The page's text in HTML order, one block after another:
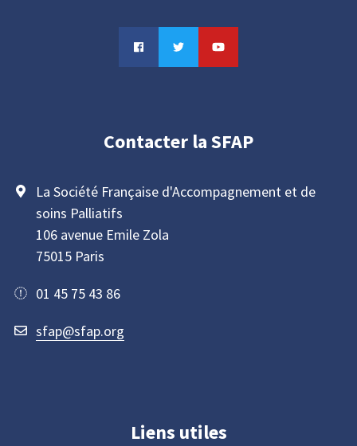
Contacter la SFAP
La Société Française d'Accompagnement et de
soins Palliatifs
106 avenue Emile Zola
75015 Paris
01 45 75 43 86
sfap@sfap.org
Liens utiles